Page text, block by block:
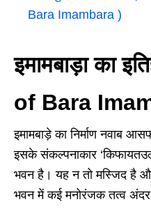
Bara Imambara )
इमामबाड़ा का
of Bara
इमामबाड़े का निर्माण नवाब
इसके संकल्पनाकार
भवन है। यह न तो मस्जिद है
भवन में कई मनोरंजक तत्व अंदर